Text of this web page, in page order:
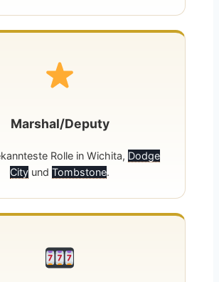
Marshal/Deputy
Rolle in Wichita, Dodge
City und Tombstone.